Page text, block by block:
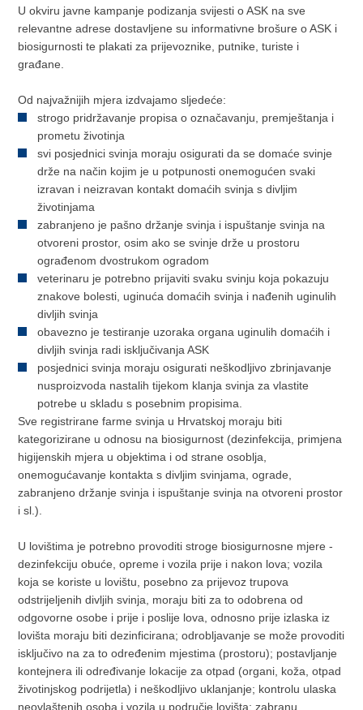
U okviru javne kampanje podizanja svijesti o ASK na sve
relevantne adrese dostavljene su informativne brošure o ASK i
biosigurnosti te plakati za prijevoznike, putnike, turiste i
građane.
Od najvažnijih mjera izdvajamo sljedeće:
strogo pridržavanje propisa o označavanju, premještanja i
prometu životinja
svi posjednici svinja moraju osigurati da se domaće svinje
drže na način kojim je u potpunosti onemogućen svaki
izravan i neizravan kontakt domaćih svinja s divljim
životinjama
zabranjeno je pašno držanje svinja i ispuštanje svinja na
otvoreni prostor, osim ako se svinje drže u prostoru
ograđenom dvostrukom ogradom
veterinaru je potrebno prijaviti svaku svinju koja pokazuju
znakove bolesti, uginuća domaćih svinja i nađenih uginulih
divljih svinja
obavezno je testiranje uzoraka organa uginulih domaćih i
divljih svinja radi isključivanja ASK
posjednici svinja moraju osigurati neškodljivo zbrinjavanje
nusproizvoda nastalih tijekom klanja svinja za vlastite
potrebe u skladu s posebnim propisima.
Sve registrirane farme svinja u Hrvatskoj moraju biti
kategorizirane u odnosu na biosigurnost (dezinfekcija, primjena
higijenskih mjera u objektima i od strane osoblja,
onemogućavanje kontakta s divljim svinjama, ograde,
zabranjeno držanje svinja i ispuštanje svinja na otvoreni prostor
i sl.).
U lovištima je potrebno provoditi stroge biosigurnosne mjere -
dezinfekciju obuće, opreme i vozila prije i nakon lova; vozila
koja se koriste u lovištu, posebno za prijevoz trupova
odstrijeljenih divljih svinja, moraju biti za to odobrena od
odgovorne osobe i prije i poslije lova, odnosno prije izlaska iz
lovišta moraju biti dezinficirana; odrobljavanje se može provoditi
isključivo na za to određenim mjestima (prostoru); postavljanje
kontejnera ili određivanje lokacije za otpad (organi, koža, otpad
životinjskog podrijetla) i neškodljivo uklanjanje; kontrolu ulaska
neovlaštenih osoba i vozila u područje lovišta; zabranu